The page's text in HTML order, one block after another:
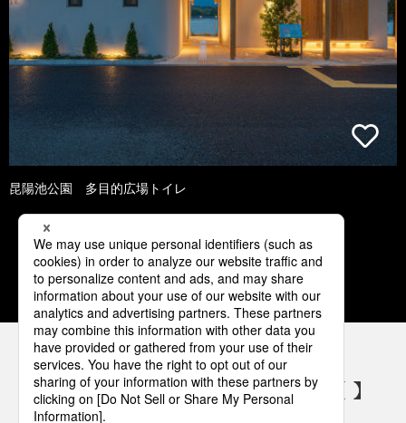
昆陽池公園 多目的広場トイレ
1 2 3 4 5
パナソニックの電気設備 SNSアカウント